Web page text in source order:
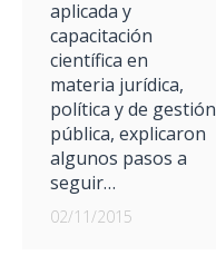
aplicada y
capacitación
científica en
materia jurídica,
política y de gestión
pública, explicaron
algunos pasos a
seguir…
02/11/2015